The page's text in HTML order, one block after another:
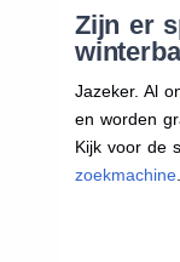
Zijn er
Jazeker. Al
en worden
Kijk voor de
zoekmachine.